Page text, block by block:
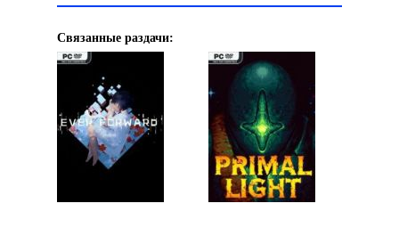
Связанные раздачи: